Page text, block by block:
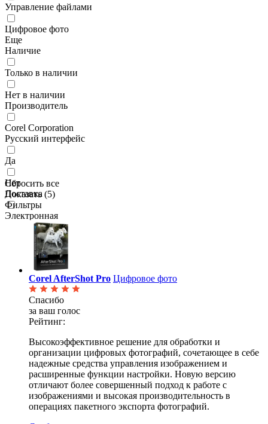
Управление файлами
Цифровое фото
Еще
Наличие
Только в наличии
Нет в наличии
Производитель
Corel Corporation
Русский интерфейс
Да
Нет
Доставка
Электронная
Сбросить все
Показать (5)
Фильтры
Corel AfterShot Pro Цифровое фото
Спасибо
за ваш голос
Рейтинг:
Высокоэффективное решение для обработки и
организации цифровых фотографий, сочетающее в себе
надежные средства управления изображением и
расширенные функции настройки. Новую версию
отличают более совершенный подход к работе с
изображениями и высокая производительность в
операциях пакетного экспорта фотографий.